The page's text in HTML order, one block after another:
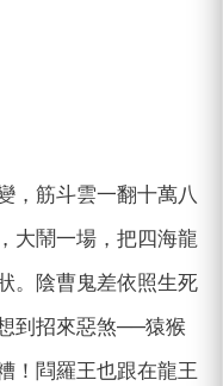
，筋斗雲一翻十萬八
大鬧一場，把四海龍
。陰曹鬼差依照生死
到招來惡煞──猿猴
！閰羅王也跟在龍王